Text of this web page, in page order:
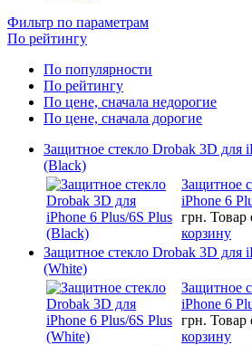
Фильтр по параметрам
По рейтингу
По популярности
По рейтингу
По цене, сначала недорогие
По цене, сначала дорогие
Защитное стекло Drobak 3D для
(Black)
Защитное
iPhone 6
грн. Товар
корзину
Защитное стекло Drobak 3D для
(White)
Защитное
iPhone 6
грн. Товар
корзину